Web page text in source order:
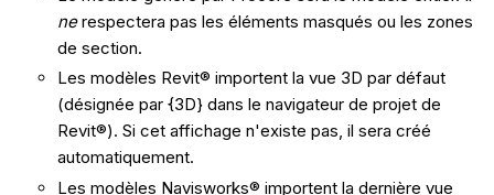
nerespectera pas les éléments masqués ou les zones
de section.
Les modèles Revit® importent la vue 3D par défaut
(désignée par {3D} dans le navigateur de projet de
Revit®). Si cet affichage n'existe pas, il sera créé
automatiquement.
Les modèles Navisworks® importent la dernière vue